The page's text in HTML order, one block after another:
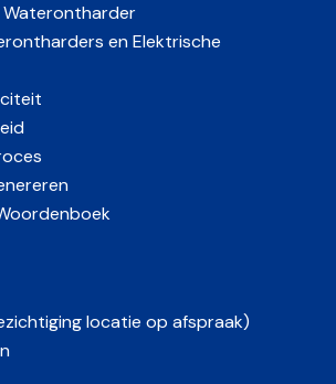
Waterontharder
en Elektrische
locatie op afspraak)